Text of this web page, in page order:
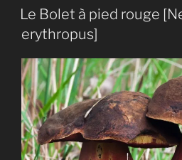
cultivé
par
les
termites »
Le Bolet à pied rouge
erythropus]